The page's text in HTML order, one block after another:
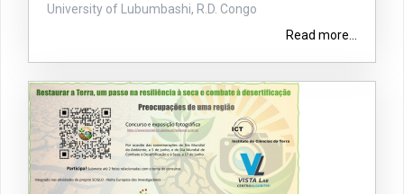
University of Lubumbashi, R.D. Congo
Read more...